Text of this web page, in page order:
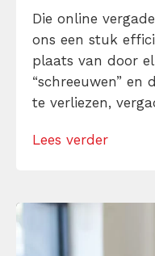
Die online
ons een stuk
plaats van door
“schreeuwen”
te verliezen,
bevinden met de
Lees verder